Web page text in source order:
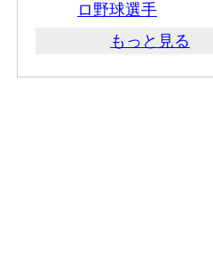
ロ野球選手
もっと見る